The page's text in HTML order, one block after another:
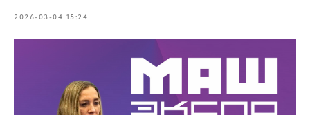
2026-03-04 15:24